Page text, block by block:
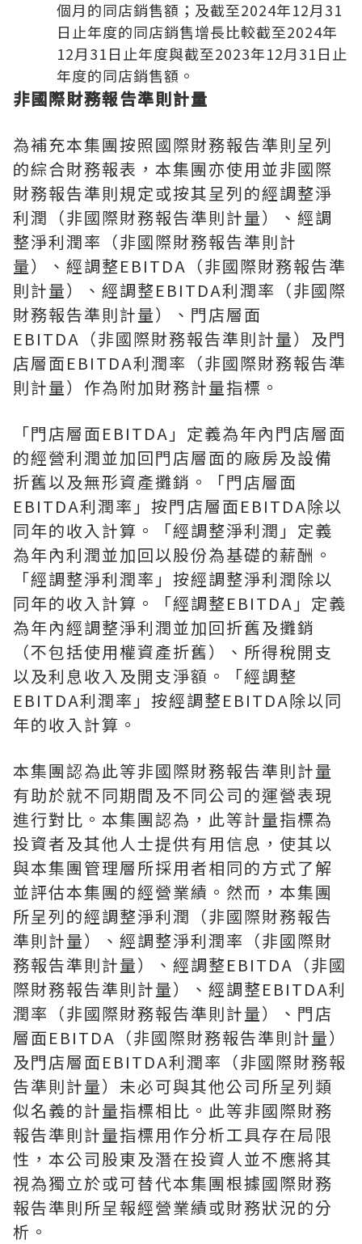
個月的同店銷售額；及截至2024年12月31
日止年度的同店銷售增長比較截至2024年
12月31日止年度與截至2023年12月31日止
年度的同店銷售額。
非國際財務報告準則計量
為補充本集團按照國際財務報告準則呈列
的綜合財務報表，本集團亦使用並非國際
財務報告準則規定或按其呈列的經調整淨
利潤（非國際財務報告準則計量）、經調
整淨利潤率（非國際財務報告準則計
量）、經調整EBITDA（非國際財務報告準
則計量）、經調整EBITDA利潤率（非國際
財務報告準則計量）、門店層面
EBITDA（非國際財務報告準則計量）及門
店層面EBITDA利潤率（非國際財務報告準
則計量）作為附加財務計量指標。
「門店層面EBITDA」定義為年內門店層面
的經營利潤並加回門店層面的廠房及設備
折舊以及無形資產攤銷。「門店層面
EBITDA利潤率」按門店層面EBITDA除以
同年的收入計算。「經調整淨利潤」定義
為年內利潤並加回以股份為基礎的薪酬。
「經調整淨利潤率」按經調整淨利潤除以
同年的收入計算。「經調整EBITDA」定義
為年內經調整淨利潤並加回折舊及攤銷
（不包括使用權資產折舊）、所得稅開支
以及利息收入及開支淨額。「經調整
EBITDA利潤率」按經調整EBITDA除以同
年的收入計算。
本集團認為此等非國際財務報告準則計量
有助於就不同期間及不同公司的運營表現
進行對比。本集團認為，此等計量指標為
投資者及其他人士提供有用信息，使其以
與本集團管理層所採用者相同的方式了解
並評估本集團的經營業績。然而，本集團
所呈列的經調整淨利潤（非國際財務報告
準則計量）、經調整淨利潤率（非國際財
務報告準則計量）、經調整EBITDA（非國
際財務報告準則計量）、經調整EBITDA利
潤率（非國際財務報告準則計量）、門店
層面EBITDA（非國際財務報告準則計量）
及門店層面EBITDA利潤率（非國際財務報
告準則計量）未必可與其他公司所呈列類
似名義的計量指標相比。此等非國際財務
報告準則計量指標用作分析工具存在局限
性，本公司股東及潛在投資人並不應將其
視為獨立於或可替代本集團根據國際財務
報告準則所呈報經營業績或財務狀況的分
析。